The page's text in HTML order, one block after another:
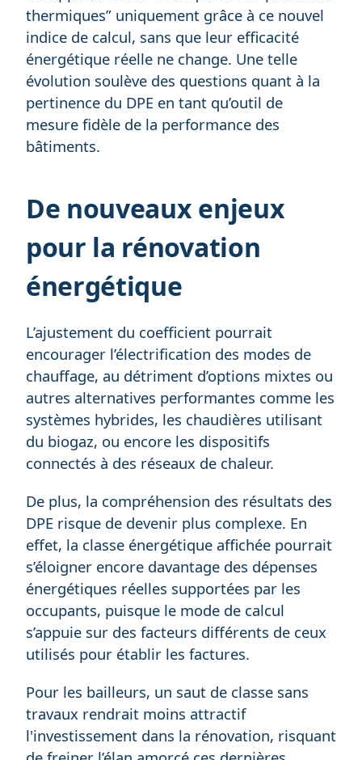
thermiques” uniquement grâce à ce nouvel
indice de calcul, sans que leur efficacité
énergétique réelle ne change. Une telle
évolution soulève des questions quant à la
pertinence du DPE en tant qu’outil de
mesure fidèle de la performance des
bâtiments.
De nouveaux enjeux
pour la rénovation
énergétique
L’ajustement du coefficient pourrait
encourager l’électrification des modes de
chauffage, au détriment d’options mixtes ou
autres alternatives performantes comme les
systèmes hybrides, les chaudières utilisant
du biogaz, ou encore les dispositifs
connectés à des réseaux de chaleur.
De plus, la compréhension des résultats des
DPE risque de devenir plus complexe. En
effet, la classe énergétique affichée pourrait
s’éloigner encore davantage des dépenses
énergétiques réelles supportées par les
occupants, puisque le mode de calcul
s’appuie sur des facteurs différents de ceux
utilisés pour établir les factures.
Pour les bailleurs, un saut de classe sans
travaux rendrait moins attractif
l'investissement dans la rénovation, risquant